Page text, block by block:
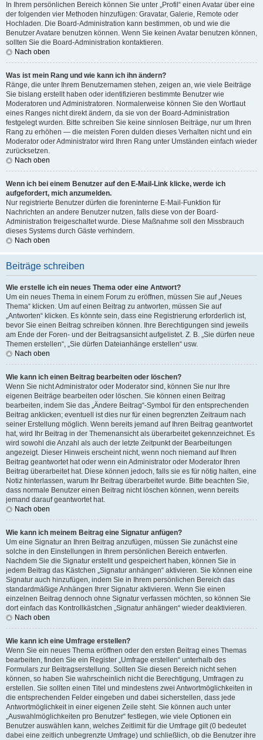
In Ihrem persönlichen Bereich können Sie unter „Profil“ einen Avatar über eine
der folgenden vier Methoden hinzufügen: Gravatar, Galerie, Remote oder
Hochladen. Die Board-Administration kann bestimmen, ob und wie die
Benutzer Avatare benutzen können. Wenn Sie keinen Avatar benutzen können,
sollten Sie die Board-Administration kontaktieren.
Nach oben
Was ist mein Rang und wie kann ich ihn ändern?
Ränge, die unter Ihrem Benutzernamen stehen, zeigen an, wie viele Beiträge
Sie bislang erstellt haben oder identifizieren bestimmte Benutzer wie
Moderatoren und Administratoren. Normalerweise können Sie den Wortlaut
eines Ranges nicht direkt ändern, da sie von der Board-Administration
festgelegt wurden. Bitte schreiben Sie keine sinnlosen Beiträge, nur um Ihren
Rang zu erhöhen — die meisten Foren dulden dieses Verhalten nicht und ein
Moderator oder Administrator wird Ihren Rang unter Umständen einfach wieder
zurücksetzen.
Nach oben
Wenn ich bei einem Benutzer auf den E-Mail-Link klicke, werde ich
aufgefordert, mich anzumelden.
Nur registrierte Benutzer dürfen die foreninterne E-Mail-Funktion für
Nachrichten an andere Benutzer nutzen, falls diese von der Board-
Administration freigeschaltet wurde. Diese Maßnahme soll den Missbrauch
dieses Systems durch Gäste verhindern.
Nach oben
Beiträge schreiben
Wie erstelle ich ein neues Thema oder eine Antwort?
Um ein neues Thema in einem Forum zu eröffnen, müssen Sie auf „Neues
Thema“ klicken. Um auf einen Beitrag zu antworten, müssen Sie auf
„Antworten“ klicken. Es könnte sein, dass eine Registrierung erforderlich ist,
bevor Sie einen Beitrag schreiben können. Ihre Berechtigungen sind jeweils
am Ende der Foren- und der Beitragsansicht aufgelistet. Z. B. „Sie dürfen neue
Themen erstellen“, „Sie dürfen Dateianhänge erstellen“ usw.
Nach oben
Wie kann ich einen Beitrag bearbeiten oder löschen?
Wenn Sie nicht Administrator oder Moderator sind, können Sie nur Ihre
eigenen Beiträge bearbeiten oder löschen. Sie können einen Beitrag
bearbeiten, indem Sie das „Ändere Beitrag“-Symbol für den entsprechenden
Beitrag anklicken; eventuell ist dies nur für einen begrenzten Zeitraum nach
seiner Erstellung möglich. Wenn bereits jemand auf Ihren Beitrag geantwortet
hat, wird Ihr Beitrag in der Themenansicht als überarbeitet gekennzeichnet. Es
wird sowohl die Anzahl als auch der letzte Zeitpunkt der Bearbeitungen
angezeigt. Dieser Hinweis erscheint nicht, wenn noch niemand auf Ihren
Beitrag geantwortet hat oder wenn ein Administrator oder Moderator Ihren
Beitrag überarbeitet hat. Diese können jedoch, falls sie es für nötig halten, eine
Notiz hinterlassen, warum Ihr Beitrag überarbeitet wurde. Bitte beachten Sie,
dass normale Benutzer einen Beitrag nicht löschen können, wenn bereits
jemand darauf geantwortet hat.
Nach oben
Wie kann ich meinem Beitrag eine Signatur anfügen?
Um eine Signatur an Ihren Beitrag anzufügen, müssen Sie zunächst eine
solche in den Einstellungen in Ihrem persönlichen Bereich entwerfen.
Nachdem Sie die Signatur erstellt und gespeichert haben, können Sie in
jedem Beitrag das Kästchen „Signatur anhängen“ aktivieren. Sie können eine
Signatur auch hinzufügen, indem Sie in Ihrem persönlichen Bereich das
standardmäßige Anhängen Ihrer Signatur aktivieren. Wenn Sie einen
einzelnen Beitrag dennoch ohne Signatur verfassen möchten, so können Sie
dort einfach das Kontrollkästchen „Signatur anhängen“ wieder deaktivieren.
Nach oben
Wie kann ich eine Umfrage erstellen?
Wenn Sie ein neues Thema eröffnen oder den ersten Beitrag eines Themas
bearbeiten, finden Sie ein Register „Umfrage erstellen“ unterhalb des
Formulars zur Beitragserstellung. Sollten Sie diesen Bereich nicht sehen
können, so haben Sie wahrscheinlich nicht die Berechtigung, Umfragen zu
erstellen. Sie sollten einen Titel und mindestens zwei Antwortmöglichkeiten in
die entsprechenden Felder eingeben und dabei sicherstellen, dass jede
Antwortmöglichkeit in einer eigenen Zeile steht. Sie können auch unter
„Auswahlmöglichkeiten pro Benutzer“ festlegen, wie viele Optionen ein
Benutzer auswählen kann, welches Zeitlimit für die Umfrage gilt (0 bedeutet
dabei eine zeitlich unbegrenzte Umfrage) und schließlich, ob die Benutzer ihre